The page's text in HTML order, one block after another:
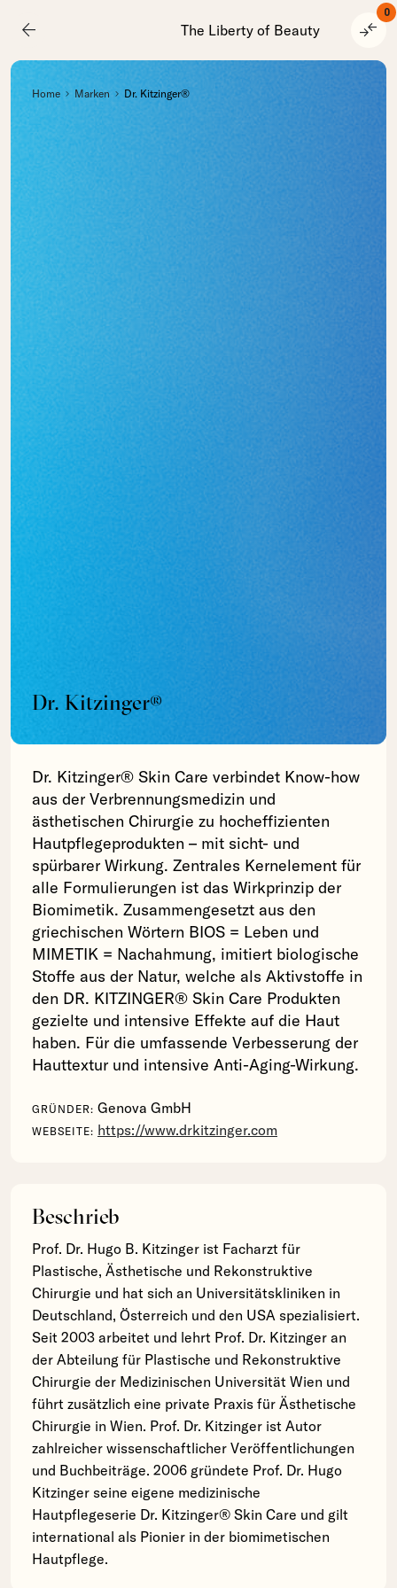
arrow_back The Liberty of Beauty compare_arrows
0
Home Marken Dr. Kitzinger®
Dr. Kitzinger®
Dr. Kitzinger® Skin Care verbindet Know-how
aus der Verbrennungsmedizin und
ästhetischen Chirurgie zu hocheffizienten
Hautpflegeprodukten – mit sicht- und
spürbarer Wirkung. Zentrales Kernelement für
alle Formulierungen ist das Wirkprinzip der
Biomimetik. Zusammengesetzt aus den
griechischen Wörtern BIOS = Leben und
MIMETIK = Nachahmung, imitiert biologische
Stoffe aus der Natur, welche als Aktivstoffe in
den DR. KITZINGER® Skin Care Produkten
gezielte und intensive Effekte auf die Haut
haben. Für die umfassende Verbesserung der
Hauttextur und intensive Anti-Aging-Wirkung.
GRÜNDER: Genova GmbH
WEBSEITE: https://www.drkitzinger.com
Beschrieb
Prof. Dr. Hugo B. Kitzinger ist Facharzt für
Plastische, Ästhetische und Rekonstruktive
Chirurgie und hat sich an Universitätskliniken in
Deutschland, Österreich und den USA spezialisiert.
Seit 2003 arbeitet und lehrt Prof. Dr. Kitzinger an
der Abteilung für Plastische und Rekonstruktive
Chirurgie der Medizinischen Universität Wien und
führt zusätzlich eine private Praxis für Ästhetische
Chirurgie in Wien. Prof. Dr. Kitzinger ist Autor
zahlreicher wissenschaftlicher Veröffentlichungen
und Buchbeiträge. 2006 gründete Prof. Dr. Hugo
Kitzinger seine eigene medizinische
Hautpflegeserie Dr. Kitzinger® Skin Care und gilt
international als Pionier in der biomimetischen
Hautpflege.